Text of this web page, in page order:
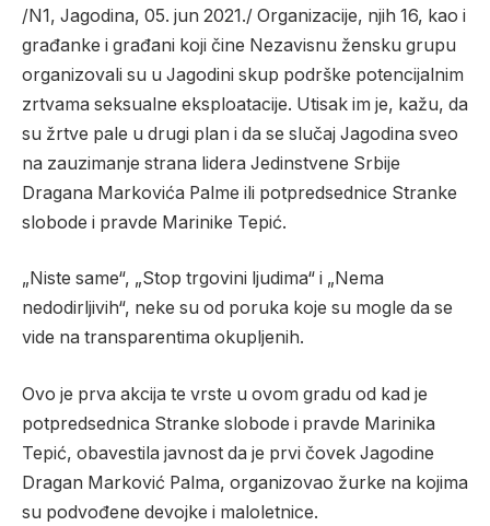
/N1, Jagodina, 05. jun 2021./ Organizacije, njih 16, kao i
građanke i građani koji čine Nezavisnu žensku grupu
organizovali su u Jagodini skup podrške potencijalnim
zrtvama seksualne eksploatacije. Utisak im je, kažu, da
su žrtve pale u drugi plan i da se slučaj Jagodina sveo
na zauzimanje strana lidera Jedinstvene Srbije
Dragana Markovića Palme ili potpredsednice Stranke
slobode i pravde Marinike Tepić.
„Niste same“, „Stop trgovini ljudima“ i „Nema
nedodirljivih“, neke su od poruka koje su mogle da se
vide na transparentima okupljenih.
Ovo je prva akcija te vrste u ovom gradu od kad je
potpredsednica Stranke slobode i pravde Marinika
Tepić, obavestila javnost da je prvi čovek Jagodine
Dragan Marković Palma, organizovao žurke na kojima
su podvođene devojke i maloletnice.